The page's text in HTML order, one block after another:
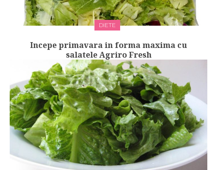
DIETE
Incepe primavara in forma maxima cu
salatele Agriro Fresh